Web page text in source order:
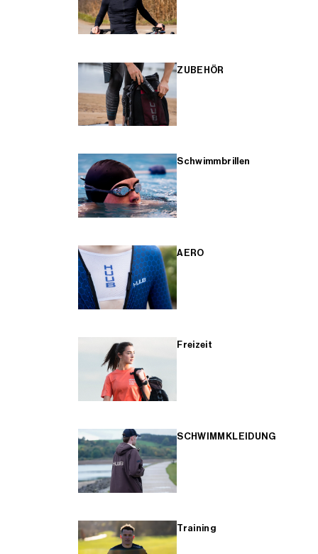
ZUBEHÖR
Schwimmbrillen
AERO
Freizeit
SCHWIMMKLEIDUNG
Training